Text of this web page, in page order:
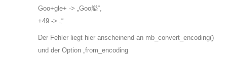
Goo+gle+ -> „Goo艗“,
+49 -> „“
Der Fehler liegt hier anscheinend an mb_convert_encoding()
und der Option „from_encoding